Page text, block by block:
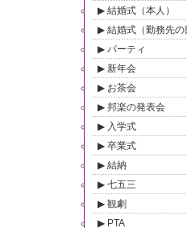
結婚式（本人）
結婚式（勤務先の
パーティ
新年会
お茶会
邦楽の発表会
入学式
卒業式
結納
七五三
観劇
PTA